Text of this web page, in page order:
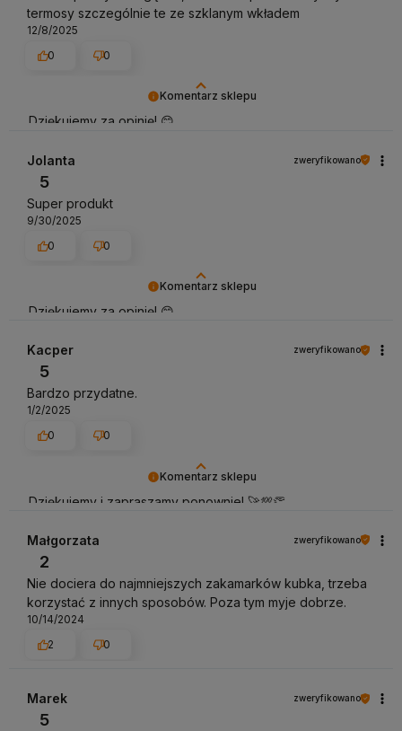
Komentarz sklepu
Dziękujemy za opinię! 😊
termosy szczególnie te ze szklanym wkładem
12/8/2025
0
0
Komentarz sklepu
Dziękujemy za opinię! 😊
Zojirushi zawsze trzyma wysoki poziom — miłego
użytkowania!
Jolanta zweryfikowano
5
Super produkt
9/30/2025
0
0
Komentarz sklepu
Dziękujemy i zapraszamy ponownie! 🚀💯👏
Kacper zweryfikowano
5
Bardzo przydatne.
1/2/2025
0
0
Małgorzata zweryfikowano
2
Nie dociera do najmniejszych zakamarków kubka, trzeba
korzystać z innych sposobów. Poza tym myje dobrze.
10/14/2024
2
0
Marek zweryfikowano
5